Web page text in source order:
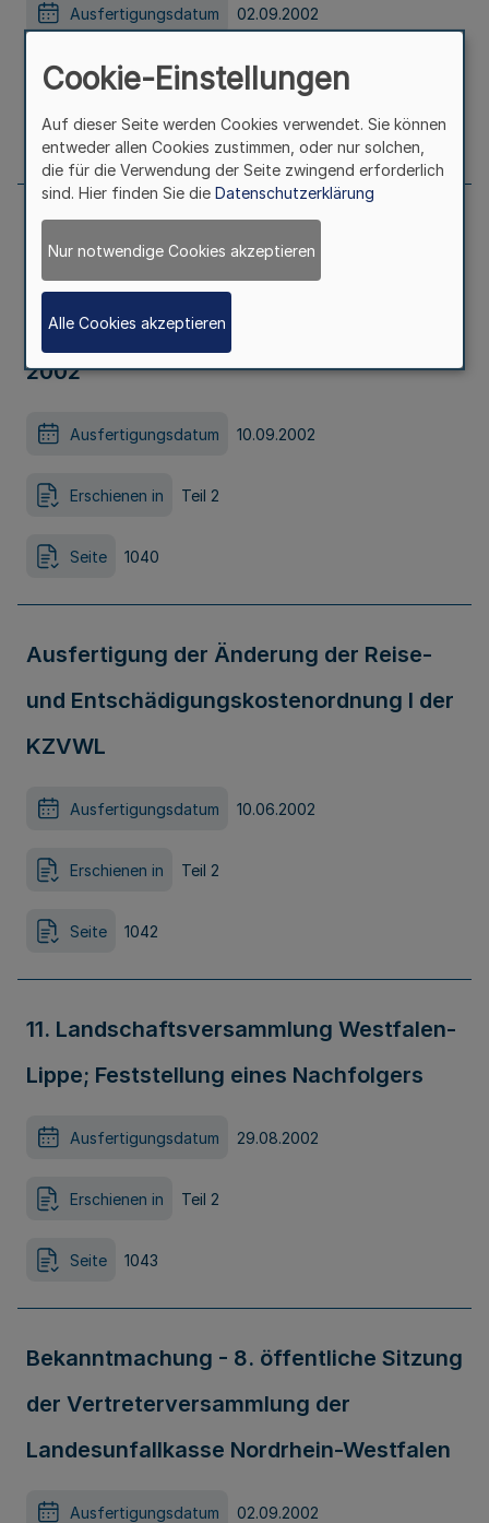
Ausfertigungsdatum 02.09.2002
Erschienen in Teil 2
Seite 1040
Gemeindeunfallversicherungsverbandes
Westfalen-Lippe vom 10. September
2002
Ausfertigungsdatum 10.09.2002
Erschienen in Teil 2
Seite 1040
Ausfertigung der Änderung der Reise-
und Entschädigungskostenordnung I der
KZVWL
Ausfertigungsdatum 10.06.2002
Erschienen in Teil 2
Seite 1042
11. Landschaftsversammlung Westfalen-
Lippe; Feststellung eines Nachfolgers
Ausfertigungsdatum 29.08.2002
Erschienen in Teil 2
Seite 1043
Bekanntmachung - 8. öffentliche Sitzung
der Vertreterversammlung der
Landesunfallkasse Nordrhein-Westfalen
Ausfertigungsdatum 02.09.2002
Cookie-Einstellungen
Auf dieser Seite werden Cookies verwendet. Sie können
entweder allen Cookies zustimmen, oder nur solchen,
die für die Verwendung der Seite zwingend erforderlich
sind. Hier finden Sie die Datenschutzerklärung
Nur notwendige Cookies akzeptieren
Alle Cookies akzeptieren